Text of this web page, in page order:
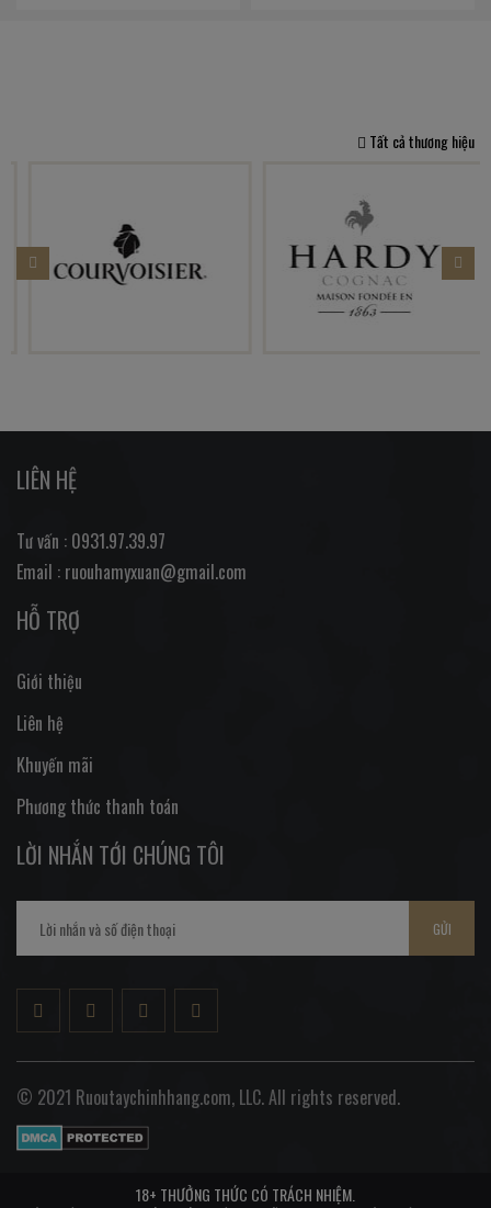
Tất cả thương hiệu
LIÊN HỆ
Tư vấn : 0931.97.39.97
Email : ruouhamyxuan@gmail.com
HỖ TRỢ
Giới thiệu
Liên hệ
Khuyến mãi
Phương thức thanh toán
LỜI NHẮN TỚI CHÚNG TÔI
GỬI
© 2021 Ruoutaychinhhang.com, LLC. All rights reserved.
18+ THƯỞNG THỨC CÓ TRÁCH NHIỆM.